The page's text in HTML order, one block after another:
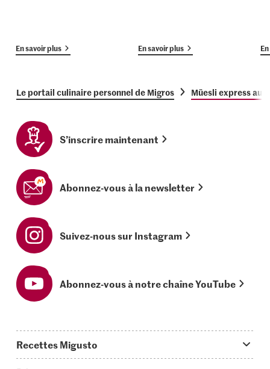
En savoir plus En savoir plus
Le portail culinaire personnel de Migros Müesli express aux
S’inscrire maintenant
Abonnez-vous à la newsletter
Suivez-nous sur Instagram
Abonnez-vous à notre chaîne YouTube
Recettes Migusto